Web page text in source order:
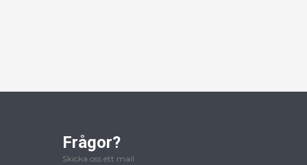
Frågor?
Skicka oss ett mail